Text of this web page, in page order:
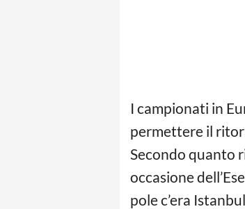
I campionati in
permettere il
Secondo quanto
occasione
pole c’era